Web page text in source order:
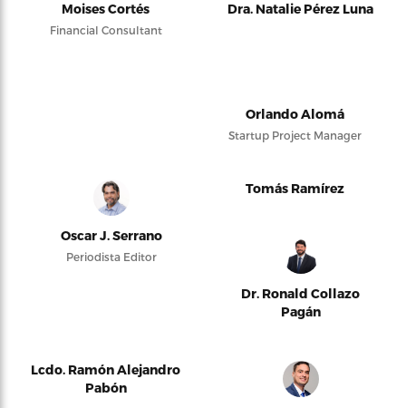
Moises Cortés
Financial Consultant
Dra. Natalie Pérez Luna
Orlando Alomá
Startup Project Manager
Oscar J. Serrano
Periodista Editor
Tomás Ramírez
Dr. Ronald Collazo
Pagán
Lcdo. Ramón Alejandro
Pabón